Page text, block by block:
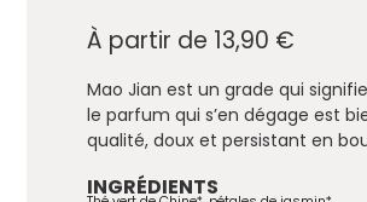
À partir de 13,90 €
Mao Jian est un grade qui
le parfum qui s’en dégage est
qualité, doux et persistant en
INGRÉDIENTS